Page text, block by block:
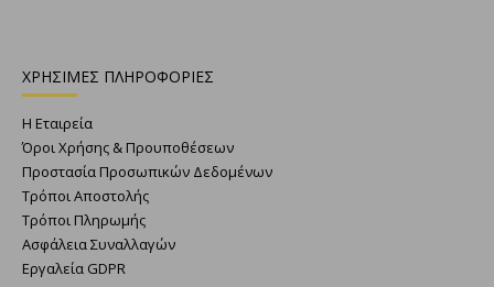
ΧΡΗΣΙΜΕΣ ΠΛΗΡΟΦΟΡΙΕΣ
Η Εταιρεία
Όροι Χρήσης & Προυποθέσεων
Προστασία Προσωπικών Δεδομένων
Τρόποι Αποστολής
Τρόποι Πληρωμής
Ασφάλεια Συναλλαγών
Εργαλεία GDPR